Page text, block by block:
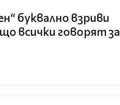
буквално взриви
всички говорят за